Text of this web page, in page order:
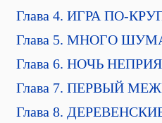
Глава 4. ИГРА ПО-
Глава 5. МНОГО
Глава 6. НОЧЬ
Глава 7. ПЕРВЫЙ
Глава 8.